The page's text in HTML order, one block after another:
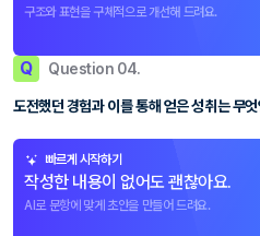
구조와 표현을 구체적으로 개선해 드려요.
Q Question 04.
도전했던 경험과 이를 통해 얻은 성취는 무
빠르게 시작하기
작성한 내용이 없어도 괜찮아요.
AI로 문항에 맞게 초안을 만들어 드려요.